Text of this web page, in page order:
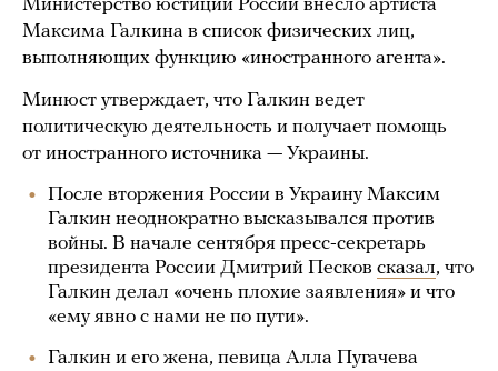
Министерство юстиции России внесло артиста
Максима Галкина в список физических лиц,
выполняющих функцию «иностранного агента».
Минюст утверждает, что Галкин ведет
политическую деятельность и получает помощь
от иностранного источника — Украины.
После вторжения России в Украину Максим
Галкин неоднократно высказывался против
войны. В начале сентября пресс-секретарь
президента России Дмитрий Песков сказал, что
Галкин делал «очень плохие заявления» и что
«ему явно с нами не по пути».
Галкин и его жена, певица Алла Пугачева